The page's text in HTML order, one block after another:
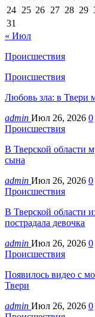
24 25 26 27 28 29
31
« Июл
Происшествия
Происшествия
Любовь зла: в Твери
admin Июл 26, 2026 0
Происшествия
В Тверской области
сына
admin Июл 26, 2026 0
Происшествия
В Тверской области
пострадала девочка
admin Июл 26, 2026 0
Происшествия
Появилось видео с
Твери
admin Июл 26, 2026 0